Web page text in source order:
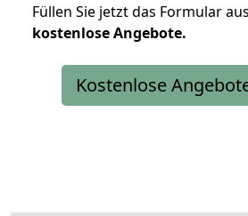
Füllen Sie jetzt das Formular
kostenloseAngebote.
Kostenlose